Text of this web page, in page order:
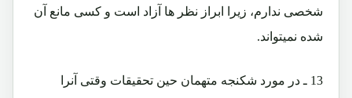
شخصی ندارم، زیرا ابراز نظر ها آزاد است و کسی مانع آن
شده نمیتواند.
13 ـ در مورد شکنجه متهمان حین تحقیقات وقتی آنرا